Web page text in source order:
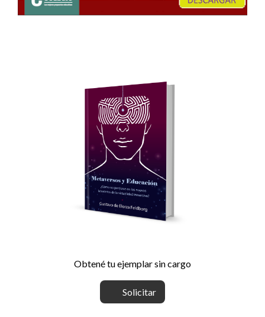
Obtené tu ejemplar sin cargo
Solicitar